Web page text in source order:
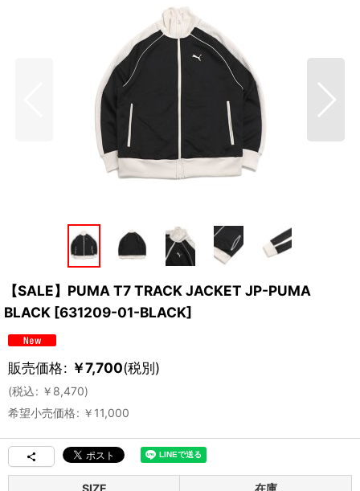
【SALE】PUMA T7 TRACK JACKET JP-PUMA
BLACK [631209-01-BLACK]
販売価格: ￥7,700(税別)
(税込: ￥ 8,470)
希望小売価格: ￥ 11,000
SIZE
在庫